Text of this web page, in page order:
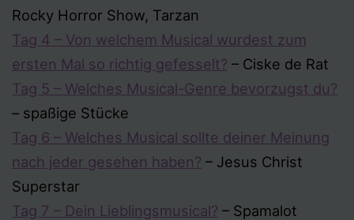
Rocky Horror Show, Tarzan
Tag 4 – Von welchem Musical wurdest zum
ersten Mal so richtig gefesselt? – Ciske de Rat
Tag 5 – Welches Musical-Genre bevorzugst du?
– spaßige Stücke
Tag 6 – Welches Musical sollte deiner Meinung
nach jeder gesehen haben? – Jesus Christ
Superstar
Tag 7 – Dein Lieblingsmusical? – Spamalot